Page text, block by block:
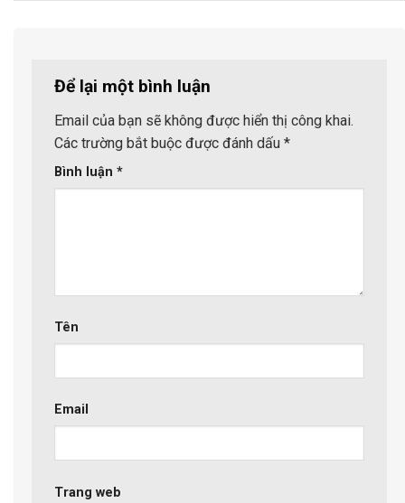
Để lại một bình luận
Email của bạn sẽ không được hiển thị công khai.
Các trường bắt buộc được đánh dấu *
Bình luận *
Tên
Email
Trang web